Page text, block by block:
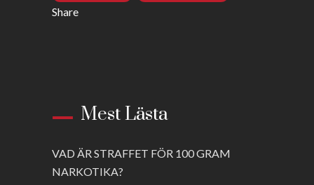
Share
Mest Lästa
VAD ÄR STRAFFET FÖR 100 GRAM
NARKOTIKA?